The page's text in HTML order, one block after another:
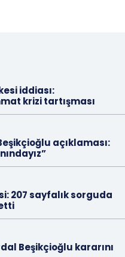
iddiası:
krizi tartışması
açıklaması:
207 sayfalık sorguda
Beşikçioğlu kararını